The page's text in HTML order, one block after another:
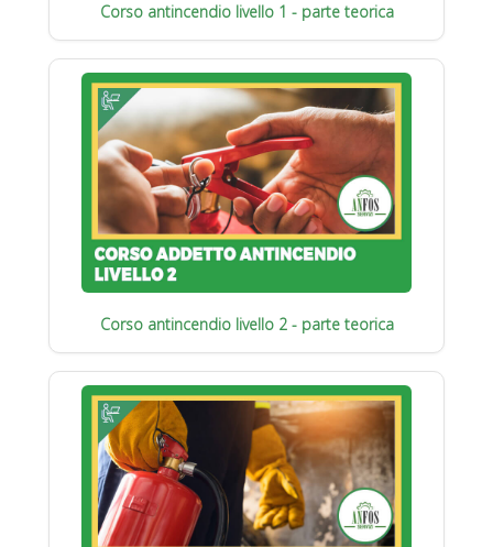
Corso antincendio livello 1 - parte teorica
Corso antincendio livello 2 - parte teorica